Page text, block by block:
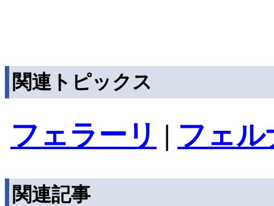
関連トピックス
フェラーリ | フェ
関連記事